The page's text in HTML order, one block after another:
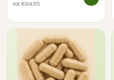
tot €64,95